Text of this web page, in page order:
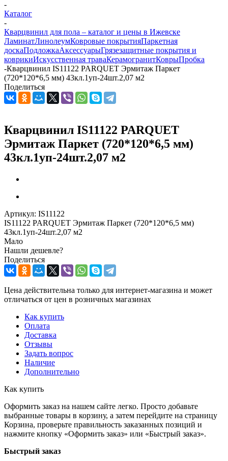
-
Каталог
-
Кварцвинил для пола – каталог и цены в Ижевске
ЛаминатЛинолеумКовровые покрытияПаркетная
доскаПодложкаАксессуарыГрязезащитные покрытия и
коврикиИскусственная траваКерамогранитКоврыПробка
-Кварцвинил IS11122 PARQUET Эрмитаж Паркет
(720*120*6,5 мм) 43кл.1уп-24шт.2,07 м2
Поделиться
Кварцвинил IS11122 PARQUET
Эрмитаж Паркет (720*120*6,5 мм)
43кл.1уп-24шт.2,07 м2
Артикул: IS11122
IS11122 PARQUET Эрмитаж Паркет (720*120*6,5 мм)
43кл.1уп-24шт.2,07 м2
Мало
Нашли дешевле?
Поделиться
Цена действительна только для интернет-магазина и может
отличаться от цен в розничных магазинах
Как купить
Оплата
Доставка
Отзывы
Задать вопрос
Наличие
Дополнительно
Как купить
Оформить заказ на нашем сайте легко. Просто добавьте
выбранные товары в корзину, а затем перейдите на страницу
Корзина, проверьте правильность заказанных позиций и
нажмите кнопку «Оформить заказ» или «Быстрый заказ».
Быстрый заказ